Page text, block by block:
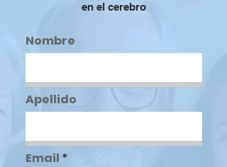
en el cerebro
Nombre
Apellido
Email